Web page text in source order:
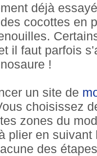
déjà
cocottes en
il faut parfois
!
un site de
choisissez
zones du
plier en
des